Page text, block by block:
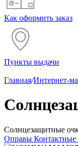
Как оформить заказ
Пункты выдачи
Главная/Интернет-
Солнцезащитные
Оправы